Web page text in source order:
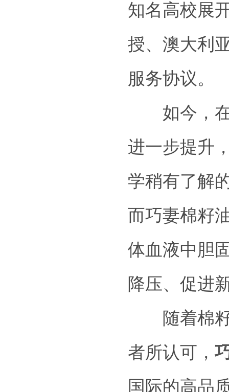
知名高校展
授、澳大利
服务协议。
如今，在
进一步提升
学稍有了解
而巧妻棉籽
体血液中胆
降压、促进
随着棉籽
者所认可，
国际的高品